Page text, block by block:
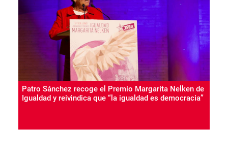
Patro Sánchez recoge el Premio Margarita Nelken de
Igualdad y reivindica que “la igualdad es democracia”